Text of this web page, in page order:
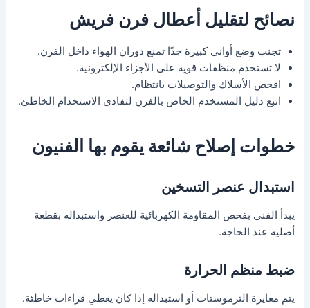
نصائح لتقليل أعطال فرن فريش
تجنب وضع أواني كبيرة جدًا تمنع دوران الهواء داخل الفرن.
لا تستخدم منظفات قوية على الأجزاء الإلكترونية.
افحص الأسلاك والتوصيلات بانتظام.
اتبع دليل المستخدم الخاص بالفرن لتفادي الاستخدام الخاطئ.
خطوات إصلاح شائعة يقوم بها الفنيون
استبدال عنصر التسخين
يبدأ الفني بفحص المقاومة الكهربائية للعنصر واستبداله بقطعة
أصلية عند الحاجة.
ضبط منظم الحرارة
يتم معايرة الثرموستات أو استبداله إذا كان يعطي قراءات خاطئة.